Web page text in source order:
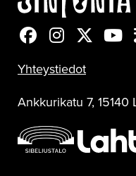
Sinfonia Lahti
Sinfonia
Yhteystiedot
Ankkurikatu 7, 15140